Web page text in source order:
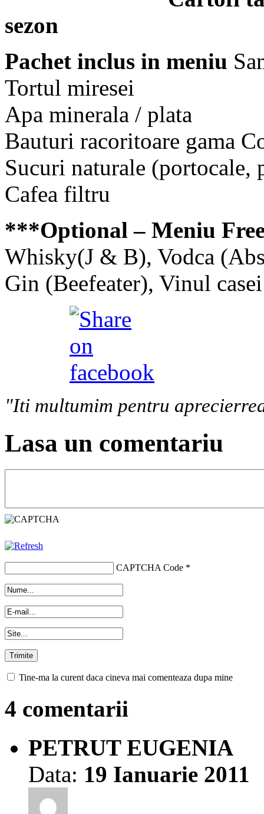
sezon
Pachet inclus in meniu
Tortul miresei
Apa minerala / plata
Bauturi racoritoare gama
Sucuri naturale
Cafea filtru
***Optional – Meniu
Whisky(J & B), Vodca
Gin (Beefeater), Vinul
"Iti multumim pentru
Lasa un comentariu
CAPTCHA Code *
Tine-ma la curent daca cineva mai comenteaza dupa mine
4 comentarii
PETRUT EUGENIA
Data: 19 Ianuarie 2011